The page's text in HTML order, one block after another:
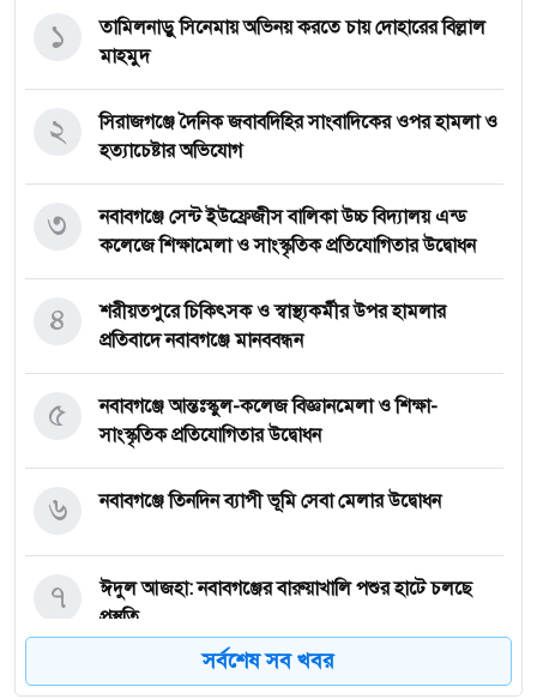
তামিলনাড়ু সিনেমায় অভিনয় করতে চায় দোহারের বিল্লাল
মাহমুদ
১
সিরাজগঞ্জে দৈনিক জবাবদিহির সাংবাদিকের ওপর হামলা ও
হত্যাচেষ্টার অভিযোগ
২
নবাবগঞ্জে সেন্ট ইউফ্রেজীস বালিকা উচ্চ বিদ্যালয় এন্ড
কলেজে শিক্ষামেলা ও সাংস্কৃতিক প্রতিযোগিতার উদ্বোধন
৩
শরীয়তপুরে চিকিৎসক ও স্বাস্থ্যকর্মীর উপর হামলার
প্রতিবাদে নবাবগঞ্জে মানববন্ধন
৪
নবাবগঞ্জে আন্তঃস্কুল-কলেজ বিজ্ঞানমেলা ও শিক্ষা-
সাংস্কৃতিক প্রতিযোগিতার উদ্বোধন
৫
নবাবগঞ্জে তিনদিন ব্যাপী ভূমি সেবা মেলার উদ্বোধন
৬
ঈদুল আজহা: নবাবগঞ্জের বারুয়াখালি পশুর হাটে চলছে
প্রস্তুতি
৭
নবাবগঞ্জে পরিস্কার পরিচ্ছন্নতা অভিযানে এমপি
৮
সর্বশেষ সব খবর